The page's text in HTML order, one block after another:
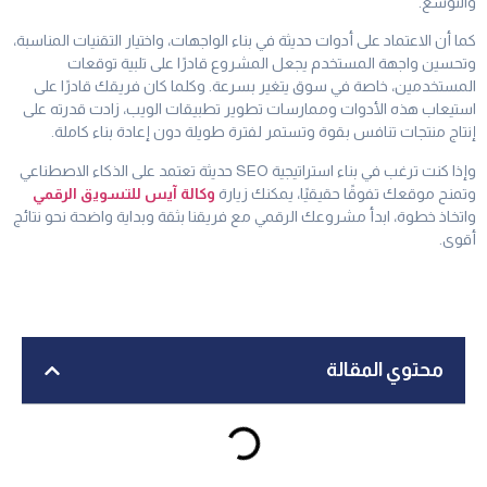
كما أن الاعتماد على أدوات حديثة في بناء الواجهات، واختيار التقنيات المناسبة،
وتحسين واجهة المستخدم يجعل المشروع قادرًا على تلبية توقعات
المستخدمين، خاصة في سوق يتغير بسرعة. وكلما كان فريقك قادرًا على
استيعاب هذه الأدوات وممارسات تطوير تطبيقات الويب، زادت قدرته على
إنتاج منتجات تنافس بقوة وتستمر لفترة طويلة دون إعادة بناء كاملة.
وإذا كنت ترغب في بناء استراتيجية SEO حديثة تعتمد على الذكاء الاصطناعي
وتمنح موقعك تفوقًا حقيقيًا، يمكنك زيارة وكالة آيس للتسويق الرقمي
واتخاذ خطوة، ابدأ مشروعك الرقمي مع فريقنا بثقة وبداية واضحة نحو نتائج
أقوى.
محتوي المقالة